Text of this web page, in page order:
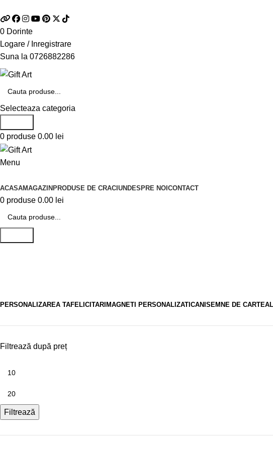
0 Dorinte
Logare / Inregistrare
Suna la 0726882286
Selecteaza categoria
0 produse 0.00 lei
Menu
ACASAMAGAZINPRODUSE DE CRACIUNDESPRE NOICONTACT
0 produse 0.00 lei
PERSONALIZAREA TAFELICITARIMAGNETI PERSONALIZATICANISEMNE DE CARTE
Filtrează după preț
Filtrează